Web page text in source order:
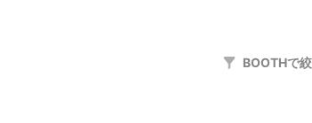
BOOTHで